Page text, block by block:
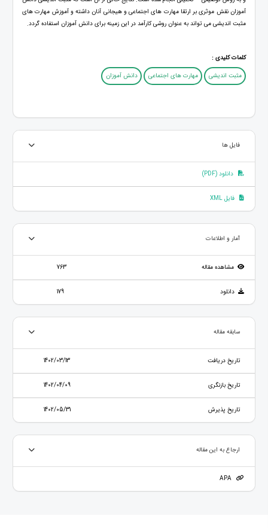
آموزان نقش موثری بر ارتقا مهارت های اجتماعی و هیجانی آنان داشته و آموزش مهارت های
مثبت اندیشی می تواند به عنوان روشی کارآمد در این زمینه برای دانش آموزان استفاده گردد.
کلمات کلیدی :
مثبت اندیشی
مهارت های اجتماعی دانش آموزان
فایل ها
دانلود (PDF)
فایل XML
آمار و اطلاعات
مشاهده مقاله 763
دانلود 179
سابقه مقاله
تاریخ دریافت 1402/03/13
تاریخ بازنگری 1402/04/09
تاریخ پذیرش 1402/05/31
ارجاع به این مقاله
APA